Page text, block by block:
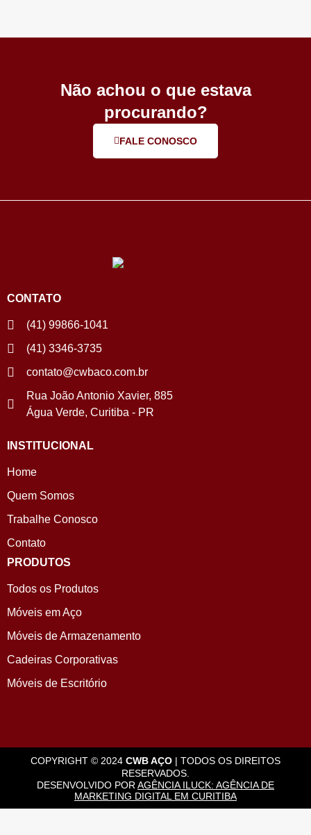
Não achou o que estava
procurando?
FALE CONOSCO
CONTATO
(41) 99866-1041
(41) 3346-3735
contato@cwbaco.com.br
Rua João Antonio Xavier, 885
Água Verde, Curitiba - PR
INSTITUCIONAL
Home
Quem Somos
Trabalhe Conosco
Contato
PRODUTOS
Todos os Produtos
Móveis em Aço
Móveis de Armazenamento
Cadeiras Corporativas
Móveis de Escritório
COPYRIGHT © 2024 CWB AÇO | TODOS OS DIREITOS
RESERVADOS.
DESENVOLVIDO POR AGÊNCIA ILUCK: AGÊNCIA DE
MARKETING DIGITAL EM CURITIBA